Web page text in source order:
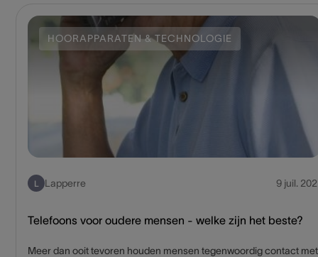
HOORAPPARATEN & TECHNOLOGIE
L Lapperre 9 juil.
Telefoons voor oudere mensen - welke zijn het beste?
Meer dan ooit tevoren houden mensen tegenwoordig contact met